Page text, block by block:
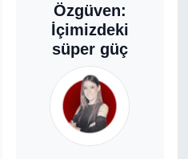
Özgüven:
İçimizdeki
süper güç